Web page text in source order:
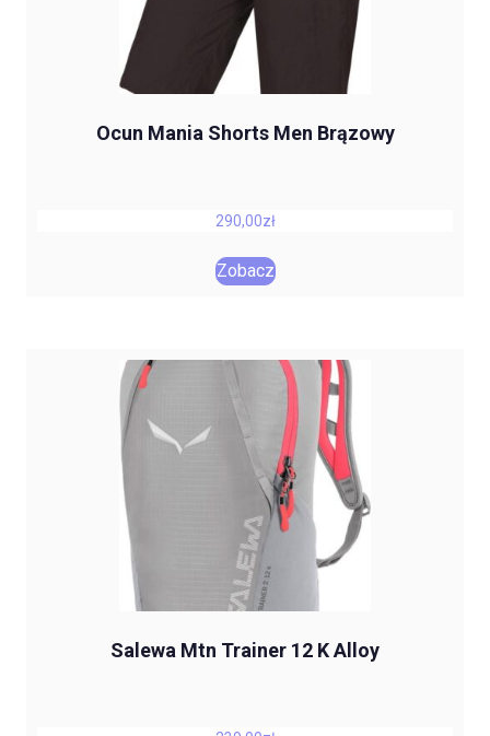
Ocun Mania Shorts Men Brązowy
290,00zł
Zobacz
Salewa Mtn Trainer 12 K Alloy